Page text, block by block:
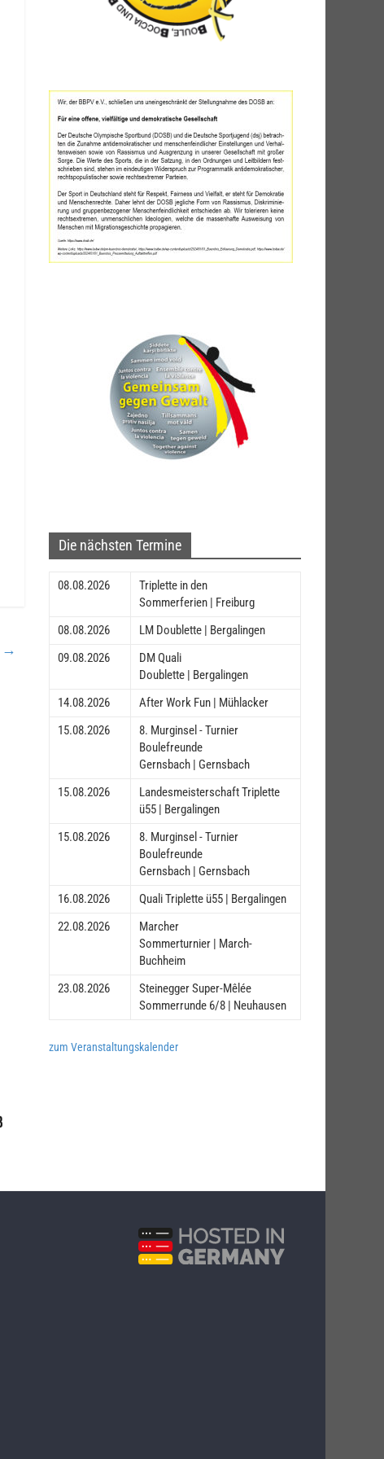
→
Die nächsten Termine
08.08.2026
Triplette in den
Sommerferien | Freiburg
08.08.2026
LM Doublette | Bergalingen
09.08.2026
DM Quali
Doublette | Bergalingen
14.08.2026
After Work Fun | Mühlacker
15.08.2026
8. Murginsel - Turnier
Boulefreunde
Gernsbach | Gernsbach
15.08.2026
Landesmeisterschaft Triplette
ü55 | Bergalingen
15.08.2026
8. Murginsel - Turnier
Boulefreunde
Gernsbach | Gernsbach
16.08.2026
Quali Triplette ü55 | Bergalingen
22.08.2026
Marcher
Sommerturnier | March-
Buchheim
23.08.2026
Steinegger Super-Mêlée
Sommerrunde 6/8 | Neuhausen
zum Veranstaltungskalender